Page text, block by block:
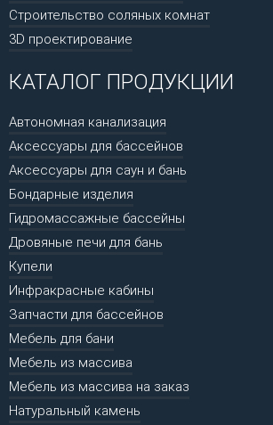
Строительство соляных комнат
3D проектирование
КАТАЛОГ ПРОДУКЦИИ
Автономная канализация
Аксессуары для бассейнов
Аксессуары для саун и бань
Бондарные изделия
Гидромассажные бассейны
Дровяные печи для бань
Купели
Инфракрасные кабины
Запчасти для бассейнов
Мебель для бани
Мебель из массива
Мебель из массива на заказ
Натуральный камень